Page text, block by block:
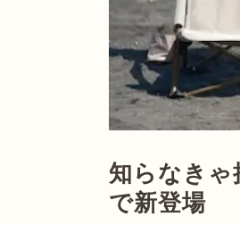
知らなきゃ
で新登場